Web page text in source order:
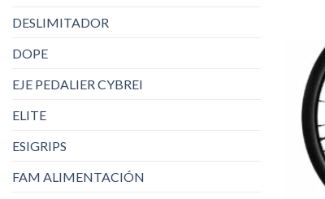
DESLIMITADOR
DOPE
EJE PEDALIER CYBREI
ELITE
ESIGRIPS
FAM ALIMENTACIÓN